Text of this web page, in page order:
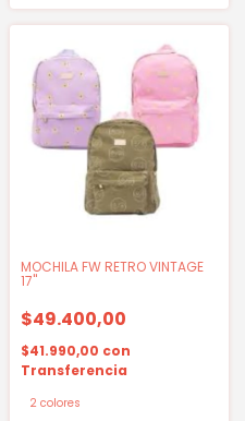
MOCHILA FW RETRO VINTAGE
17"
$49.400,00
$41.990,00 con
Transferencia
2 colores